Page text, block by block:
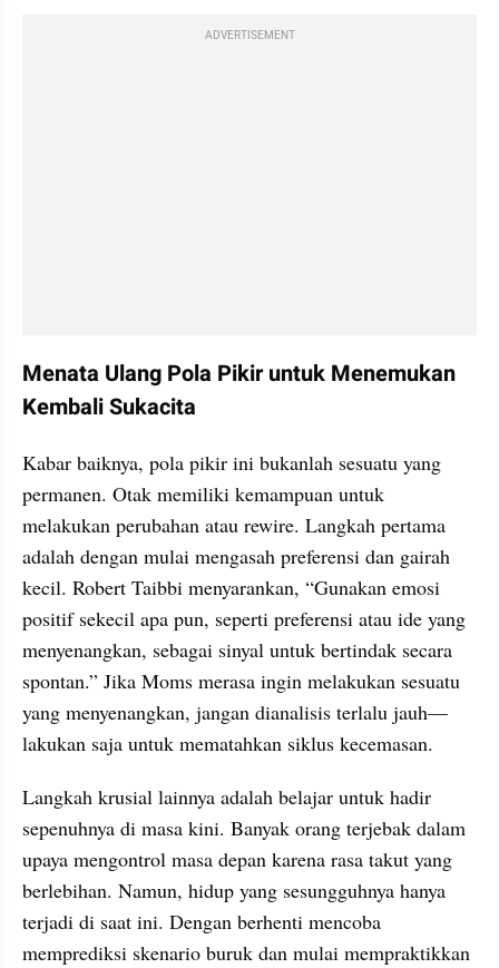
ADVERTISEMENT
Menata Ulang Pola Pikir untuk Menemukan
Kembali Sukacita
Kabar baiknya, pola pikir ini bukanlah sesuatu yang
permanen. Otak memiliki kemampuan untuk
melakukan perubahan atau rewire. Langkah pertama
adalah dengan mulai mengasah preferensi dan gairah
kecil. Robert Taibbi menyarankan, “Gunakan emosi
positif sekecil apa pun, seperti preferensi atau ide yang
menyenangkan, sebagai sinyal untuk bertindak secara
spontan.” Jika Moms merasa ingin melakukan sesuatu
yang menyenangkan, jangan dianalisis terlalu jauh—
lakukan saja untuk mematahkan siklus kecemasan.
Langkah krusial lainnya adalah belajar untuk hadir
sepenuhnya di masa kini. Banyak orang terjebak dalam
upaya mengontrol masa depan karena rasa takut yang
berlebihan. Namun, hidup yang sesungguhnya hanya
terjadi di saat ini. Dengan berhenti mencoba
memprediksi skenario buruk dan mulai mempraktikkan